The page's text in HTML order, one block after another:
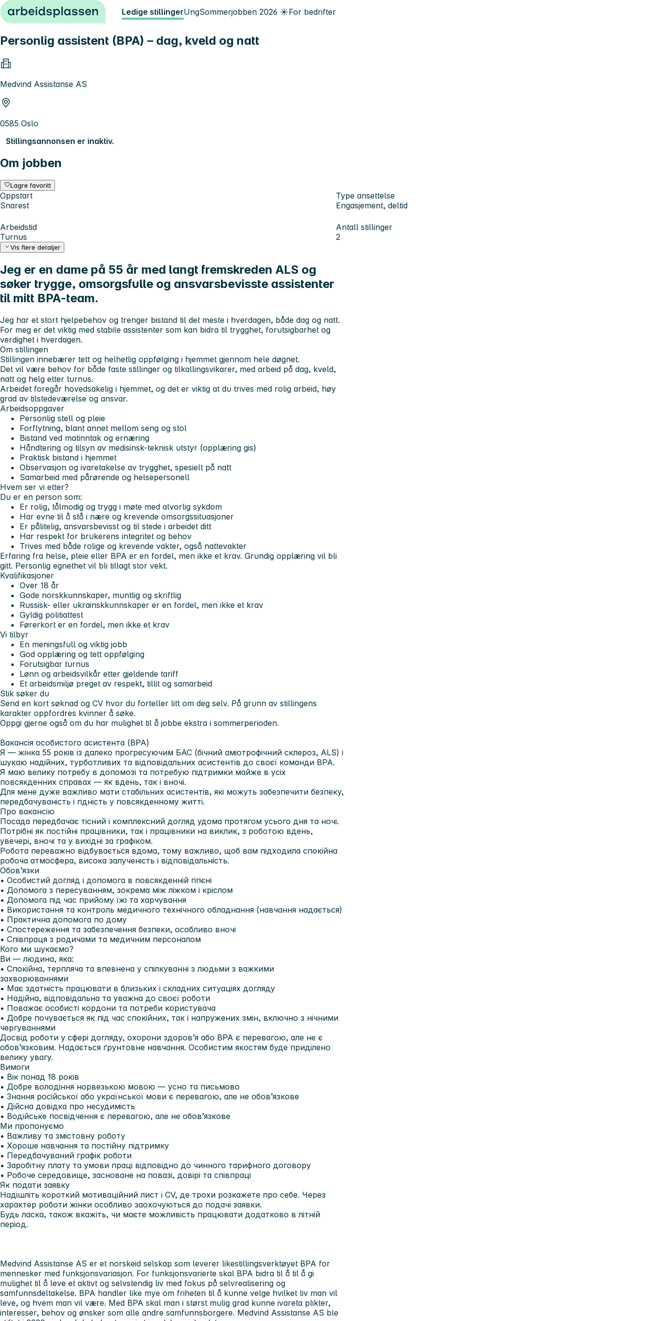
Hopp til innhold Ledige stillingerUngSommerjobben 2026 ☀️For bedrifter
Personlig assistent (BPA) – dag, kveld og natt
Medvind Assistanse AS
0585 Oslo
Stillingsannonsen er inaktiv.
Om jobben
Lagre favoritt
Oppstart
Snarest
Type ansettelse
Engasjement, deltid
Arbeidstid
Turnus
Antall stillinger
2
Vis flere detaljer
Jeg er en dame på 55 år med langt fremskreden ALS og
søker trygge, omsorgsfulle og ansvarsbevisste assistenter
til mitt BPA-team.
Jeg har et stort hjelpebehov og trenger bistand til det meste i hverdagen, både dag og natt.
For meg er det viktig med stabile assistenter som kan bidra til trygghet, forutsigbarhet og
verdighet i hverdagen.
Om stillingen
Stillingen innebærer tett og helhetlig oppfølging i hjemmet gjennom hele døgnet.
Det vil være behov for både faste stillinger og tilkallingsvikarer, med arbeid på dag, kveld,
natt og helg etter turnus.
Arbeidet foregår hovedsakelig i hjemmet, og det er viktig at du trives med rolig arbeid, høy
grad av tilstedeværelse og ansvar.
Arbeidsoppgaver
Personlig stell og pleie
Forflytning, blant annet mellom seng og stol
Bistand ved matinntak og ernæring
Håndtering og tilsyn av medisinsk-teknisk utstyr (opplæring gis)
Praktisk bistand i hjemmet
Observasjon og ivaretakelse av trygghet, spesielt på natt
Samarbeid med pårørende og helsepersonell
Hvem ser vi etter?
Du er en person som:
Er rolig, tålmodig og trygg i møte med alvorlig sykdom
Har evne til å stå i nære og krevende omsorgssituasjoner
Er pålitelig, ansvarsbevisst og til stede i arbeidet ditt
Har respekt for brukerens integritet og behov
Trives med både rolige og krevende vakter, også nattevakter
Erfaring fra helse, pleie eller BPA er en fordel, men ikke et krav. Grundig opplæring vil bli
gitt. Personlig egnethet vil bli tillagt stor vekt.
Kvalifikasjoner
Over 18 år
Gode norskkunnskaper, muntlig og skriftlig
Russisk- eller ukrainskkunnskaper er en fordel, men ikke et krav
Gyldig politiattest
Førerkort er en fordel, men ikke et krav
Vi tilbyr
En meningsfull og viktig jobb
God opplæring og tett oppfølging
Forutsigbar turnus
Lønn og arbeidsvilkår etter gjeldende tariff
Et arbeidsmiljø preget av respekt, tillit og samarbeid
Slik søker du
Send en kort søknad og CV hvor du forteller litt om deg selv. På grunn av stillingens
karakter oppfordres kvinner å søke.
Oppgi gjerne også om du har mulighet til å jobbe ekstra i sommerperioden.
Вакансія особистого асистента (BPA)
Я — жінка 55 років із далеко прогресуючим БАС (бічний аміотрофічний склероз, ALS) і
шукаю надійних, турботливих та відповідальних асистентів до своєї команди BPA.
Я маю велику потребу в допомозі та потребую підтримки майже в усіх
повсякденних справах — як вдень, так і вночі.
Для мене дуже важливо мати стабільних асистентів, які можуть забезпечити безпеку,
передбачуваність і гідність у повсякденному житті.
Про вакансію
Посада передбачає тісний і комплексний догляд удома протягом усього дня та ночі.
Потрібні як постійні працівники, так і працівники на виклик, з роботою вдень,
увечері, вночі та у вихідні за графіком.
Робота переважно відбувається вдома, тому важливо, щоб вам підходила спокійна
робоча атмосфера, висока залученість і відповідальність.
Обов’язки
• Особистий догляд і допомога в повсякденній гігієні
• Допомога з пересуванням, зокрема між ліжком і кріслом
• Допомога під час прийому їжі та харчування
• Використання та контроль медичного технічного обладнання (навчання надається)
• Практична допомога по дому
• Спостереження та забезпечення безпеки, особливо вночі
• Співпраця з родичами та медичним персоналом
Кого ми шукаємо?
Ви — людина, яка:
• Спокійна, терпляча та впевнена у спілкуванні з людьми з важкими
захворюваннями
• Має здатність працювати в близьких і складних ситуаціях догляду
• Надійна, відповідальна та уважна до своєї роботи
• Поважає особисті кордони та потреби користувача
• Добре почувається як під час спокійних, так і напружених змін, включно з нічними
чергуваннями
Досвід роботи у сфері догляду, охорони здоров’я або BPA є перевагою, але не є
обов’язковим. Надається ґрунтовне навчання. Особистим якостям буде приділено
велику увагу.
Вимоги
• Вік понад 18 років
• Добре володіння норвезькою мовою — усно та письмово
• Знання російської або української мови є перевагою, але не обов’язкове
• Дійсна довідка про несудимість
• Водійське посвідчення є перевагою, але не обов’язкове
Ми пропонуємо
• Важливу та змістовну роботу
• Хороше навчання та постійну підтримку
• Передбачуваний графік роботи
• Заробітну плату та умови праці відповідно до чинного тарифного договору
• Робоче середовище, засноване на повазі, довірі та співпраці
Як подати заявку
Надішліть короткий мотиваційний лист і CV, де трохи розкажете про себе. Через
характер роботи жінки особливо заохочуються до подачі заявки.
Будь ласка, також вкажіть, чи маєте можливість працювати додатково в літній
період.
Medvind Assistanse AS er et norskeid selskap som leverer likestillingsverktøyet BPA for
mennesker med funksjonsvariasjon. For funksjonsvarierte skal BPA bidra til å til å gi
mulighet til å leve et aktivt og selvstendig liv med fokus på selvrealisering og
samfunnsdeltakelse. BPA handler like mye om friheten til å kunne velge hvilket liv man vil
leve, og hvem man vil være. Med BPA skal man i størst mulig grad kunne ivareta plikter,
interesser, behov og ønsker som alle andre samfunnsborgere. Medvind Assistanse AS ble